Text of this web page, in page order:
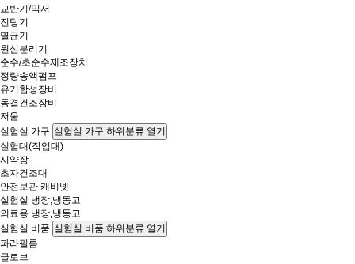
교반기/믹서
진탕기
멸균기
원심분리기
순수/초순수제조장치
정량송액펌프
유기합성장비
동결건조장비
저울
실험실 가구 실험실 가구 하위분류 열기
실험대(작업대)
시약장
초자건조대
안전보관 캐비넷
실험실 냉장,냉동고
의료용 냉장,냉동고
실험실 비품 실험실 비품 하위분류 열기
파라필름
글로브